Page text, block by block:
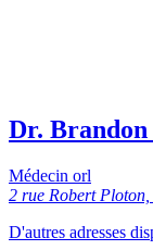
Dr.
Médecin orl
2 rue Robert
D'autres adresses